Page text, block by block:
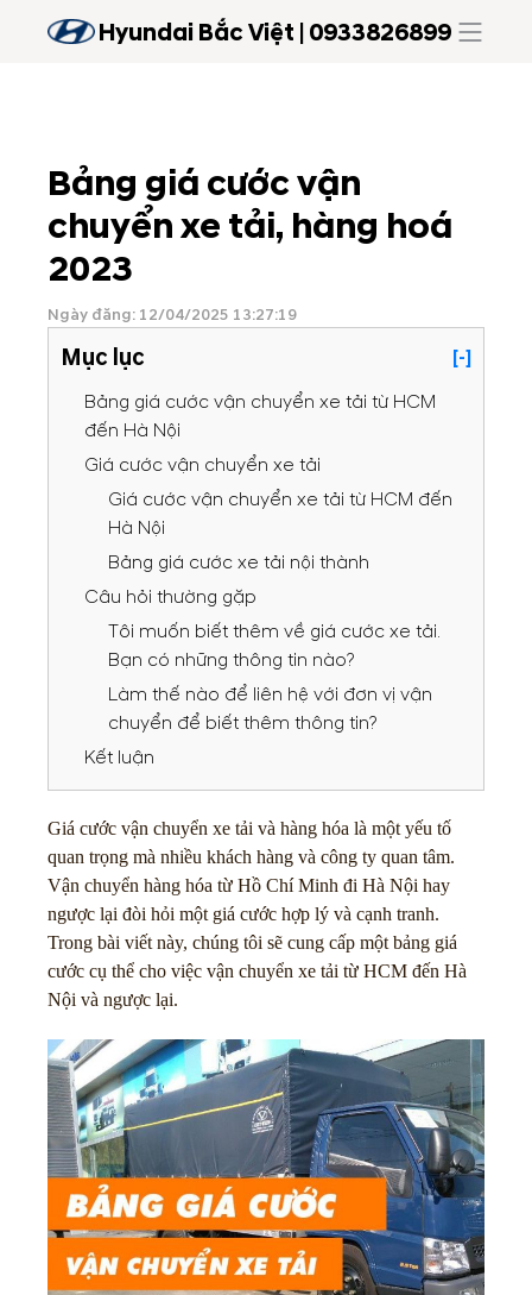
Hyundai Bắc Việt | 0933826899
Bảng giá cước vận
chuyển xe tải, hàng hoá
2023
Ngày đăng: 12/04/2025 13:27:19
Mục lục
[-]
Bảng giá cước vận chuyển xe tải từ HCM
đến Hà Nội
Giá cước vận chuyển xe tải
Giá cước vận chuyển xe tải từ HCM đến
Hà Nội
Bảng giá cước xe tải nội thành
Câu hỏi thường gặp
Tôi muốn biết thêm về giá cước xe tải.
Bạn có những thông tin nào?
Làm thế nào để liên hệ với đơn vị vận
chuyển để biết thêm thông tin?
Kết luận
Giá cước vận chuyển xe tải và hàng hóa là một yếu tố
quan trọng mà nhiều khách hàng và công ty quan tâm.
Vận chuyển hàng hóa từ Hồ Chí Minh đi Hà Nội hay
ngược lại đòi hỏi một giá cước hợp lý và cạnh tranh.
Trong bài viết này, chúng tôi sẽ cung cấp một bảng giá
cước cụ thể cho việc vận chuyển xe tải từ HCM đến Hà
Nội và ngược lại.